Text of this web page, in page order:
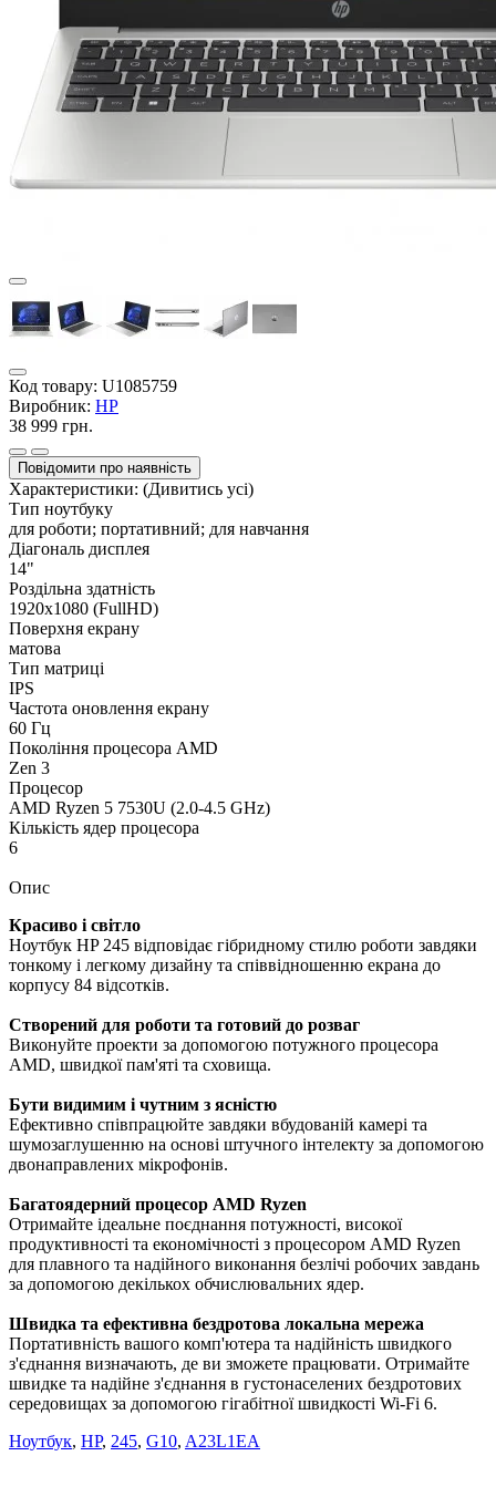
Код товару: U1085759
Виробник: HP
38 999 грн.
Повідомити про наявність
Характеристики: (Дивитись усі)
Тип ноутбуку
для роботи; портативний; для навчання
Діагональ дисплея
14"
Роздільна здатність
1920х1080 (FullHD)
Поверхня екрану
матова
Тип матриці
IPS
Частота оновлення екрану
60 Гц
Покоління процесора AMD
Zen 3
Процесор
AMD Ryzen 5 7530U (2.0-4.5 GHz)
Кількість ядер процесора
6
Опис
Красиво і світло
Ноутбук HP 245 відповідає гібридному стилю роботи завдяки
тонкому і легкому дизайну та співвідношенню екрана до
корпусу 84 відсотків.
Створений для роботи та готовий до розваг
Виконуйте проекти за допомогою потужного процесора
AMD, швидкої пам'яті та сховища.
Бути видимим і чутним з ясністю
Ефективно співпрацюйте завдяки вбудованій камері та
шумозаглушенню на основі штучного інтелекту за допомогою
двонаправлених мікрофонів.
Багатоядерний процесор AMD Ryzen
Отримайте ідеальне поєднання потужності, високої
продуктивності та економічності з процесором AMD Ryzen
для плавного та надійного виконання безлічі робочих завдань
за допомогою декількох обчислювальних ядер.
Швидка та ефективна бездротова локальна мережа
Портативність вашого комп'ютера та надійність швидкого
з'єднання визначають, де ви зможете працювати. Отримайте
швидке та надійне з'єднання в густонаселених бездротових
середовищах за допомогою гігабітної швидкості Wi-Fi 6.
Ноутбук, HP, 245, G10, A23L1EA